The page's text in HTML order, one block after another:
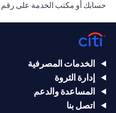
حسابك أو مكتب الخدمة على رقم
الخدمات المصرفية
إدارة الثروة
المساعدة والدعم
اتصل بنا